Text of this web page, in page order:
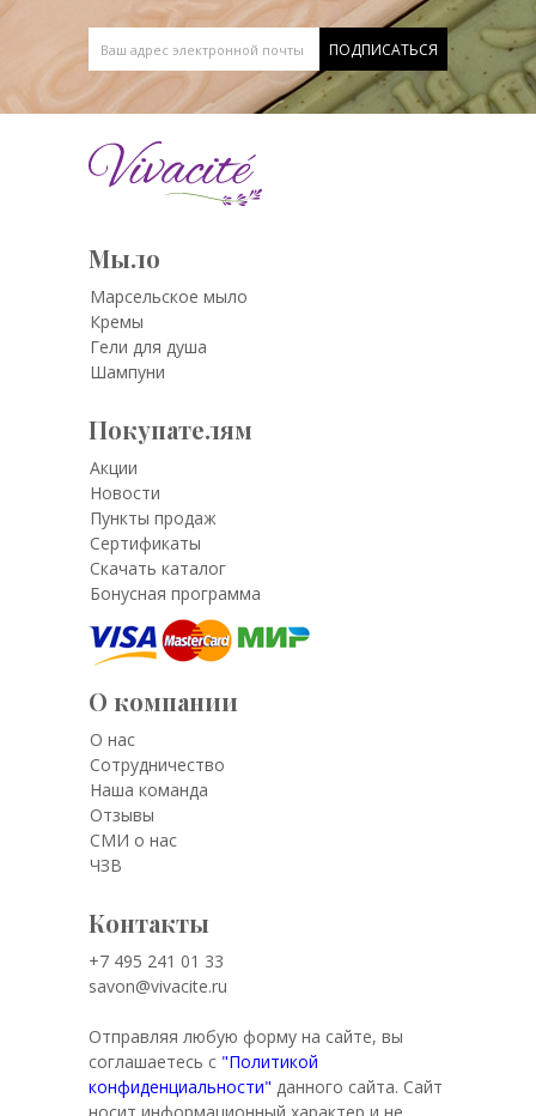
Мыло
Марсельское мыло
Кремы
Гели для душа
Шампуни
Покупателям
Акции
Новости
Пункты продаж
Сертификаты
Скачать каталог
Бонусная программа
О компании
О нас
Сотрудничество
Наша команда
Отзывы
СМИ о нас
ЧЗВ
Контакты
+7 495 241 01 33
savon@vivacite.ru
Отправляя любую форму на сайте, вы
соглашаетесь с "Политикой
конфиденциальности" данного сайта. Сайт